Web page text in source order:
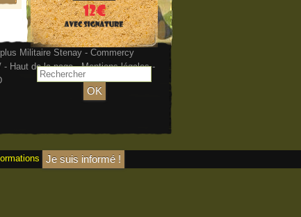
Militaire Stenay - Commercy
- Haut de la page-Mentions légales-